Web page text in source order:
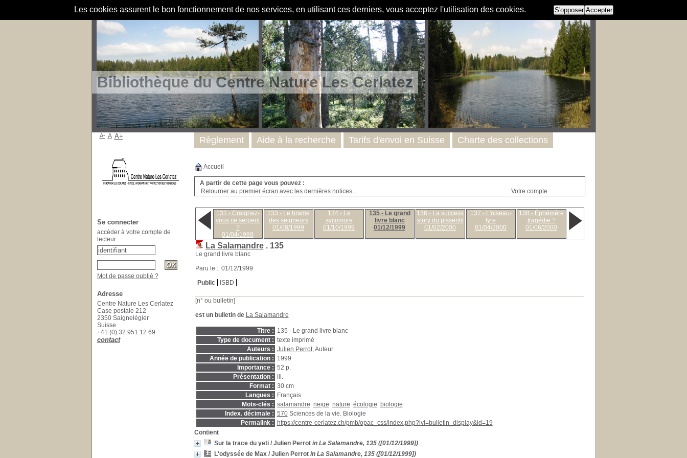
Les cookies assurent le bon fonctionnement de nos services, en utilisant ces derniers, vous acceptez l'utilisation des cookies. S'opposer Accepter
Bibliothèque du Centre Nature Les Cerlatez
Accueil
A partir de cette page vous pouvez :
Retourner au premier écran avec les dernières notices...
Votre compte
131 - Craignez-
vous ce serpent
?
01/04/1999
133 - Le brame
des seigneurs
01/08/1999
134 - Le
sycomore
01/10/1999
135 - Le grand
livre blanc
01/12/1999
136 - La success
story du pissenlit
01/02/2000
137 - L'oiseau-
lyre
01/04/2000
138 - Éphémère
tragédie ?
01/06/2000
La Salamandre. 135
Le grand livre blanc
Paru le : 01/12/1999
Public
ISBD
[n° ou bulletin]
est un bulletin de La Salamandre
Titre : 135 - Le grand livre blanc
Type de document : texte imprimé
Auteurs : Julien Perrot, Auteur
Année de publication : 1999
Importance : 52 p.
Présentation : ill.
Format : 30 cm
Langues :
Français
Mots-clés : salamandre neige nature écologie biologie
Index. décimale : 570 Sciences de la vie. Biologie
Permalink :
https://centre-cerlatez.ch/pmb/opac_css/index.php?lvl=bulletin_display&id=19
Contient
Sur la trace du yeti/ Julien Perrot in La Salamandre, 135 ([01/12/1999])
L'odyssée de Max/ Julien Perrot in La Salamandre, 135 ([01/12/1999])
Règlement Aide à la recherche Tarifs d'envoi en Suisse Charte des collections
A- A A+
Se connecter
accéder à votre compte de
lecteur
Mot de passe oublié ?
Adresse
Centre Nature Les Cerlatez
Case postale 212
2350 Saignelégier
Suisse
+41 (0) 32 951 12 69
contact